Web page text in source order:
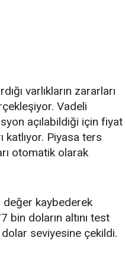
varlıkların zararları
Vadeli
açılabildiği için fiyat
katlıyor. Piyasa ters
otomatik olarak
değer kaybederek
doların altını test
seviyesine çekildi.